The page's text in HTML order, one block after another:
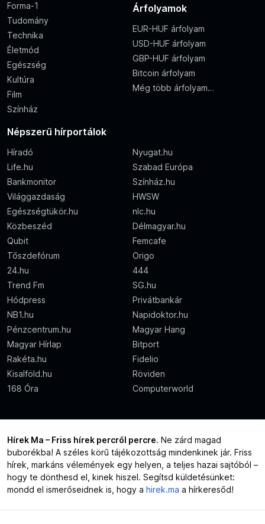
Forma-1
Tudomány
Technika
Életmód
Egészség
Kultúra
Film
Színház
Árfolyamok
EUR-HUF árfolyam
USD-HUF árfolyam
GBP-HUF árfolyam
Bitcoin árfolyam
Még több árfolyam…
Népszerű hírportálok
Híradó
Nyugat.hu
Life.hu
Szabad Európa
Bankmonitor
Színház.hu
Világgazdaság
HWSW
Egészségtükör.hu
nlc.hu
Közbeszéd
Délmagyar.hu
Qubit
Femcafe
Tőszdefórum
Origo
24.hu
444
Trend Fm
SG.hu
Hódpress
Privátbankár
NB1.hu
Napidoktor.hu
Pénzcentrum.hu
Magyar Hang
Magyar Hírlap
Bitport
Rakéta.hu
Fidelio
Kisalföld.hu
Röviden
168 Óra
Computerworld
Hírek Ma – Friss hírek percről percre. Ne zárd magad
buborékba! A széles körű tájékozottság mindenkinek jár. Friss
hírek, markáns vélemények egy helyen, a teljes hazai sajtóból –
hogy te dönthesd el, kinek hiszel. Segítsd küldetésünket:
mondd el ismerőseidnek is, hogy a hirek.ma a hírkeresőd!